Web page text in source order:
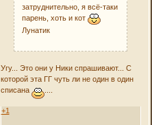
затруднительно, я всё-таки
парень, хоть и кот
Лунатик
Угу... Это они у Ники спрашивают... С
которой эта ГГ чуть ли не один в один
списана
+1